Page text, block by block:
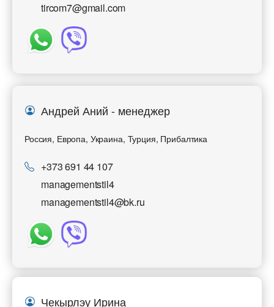
tircom7@gmail.com
Андрей Аний - менеджер
Россия, Европа, Украина, Турция, Прибалтика
+373 691 44 107
managementstil4
managementstil4@bk.ru
Чекырлэу Ирина